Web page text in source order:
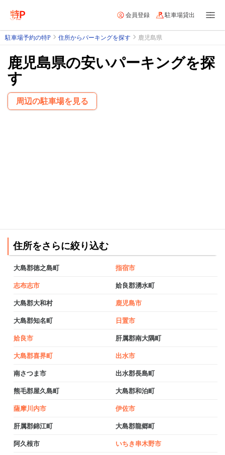
会員登録 駐車場貸出
駐車場予約の特P 住所からパーキングを探す 鹿児島県
鹿児島県の安いパーキングを探
す
周辺の駐車場を見る
住所をさらに絞り込む
大島郡徳之島町 指宿市
志布志市 姶良郡湧水町
大島郡大和村 鹿児島市
大島郡知名町 日置市
姶良市 肝属郡南大隅町
大島郡喜界町 出水市
南さつま市 出水郡長島町
熊毛郡屋久島町 大島郡和泊町
薩摩川内市 伊佐市
肝属郡錦江町 大島郡龍郷町
阿久根市 いちき串木野市